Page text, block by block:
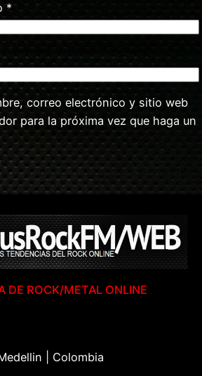
*
correo electrónico y sitio web
para la próxima vez que haga un
DE ROCK/METAL ONLINE
| Colombia